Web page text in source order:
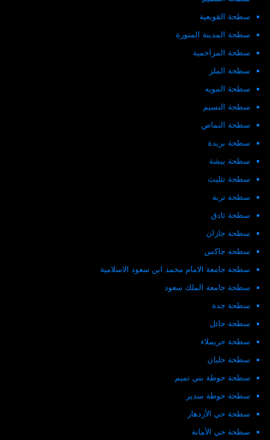
سطحة القويعية
سطحة المدينة المنورة
سطحة المزاحمية
سطحة الملز
سطحة المويه
سطحة النسيم
سطحة النماص
سطحة بريدة
سطحة بيشة
سطحة تثليث
سطحة تربة
سطحة ثادق
سطحة جازان
سطحة جاكس
سطحة جامعة الامام محمد ابن سعود الاسلامية
سطحة جامعة الملك سعود
سطحة جدة
سطحة حائل
سطحة حريملاء
سطحة حلبان
سطحة حوطة بني تميم
سطحة حوطة سدير
سطحة حي الأزدهار
سطحة حي الأمانة